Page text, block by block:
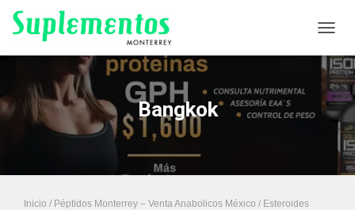
Bangkok
Inicio / Péptidos Monterrey – Venta Anabolicos México / Esteroides